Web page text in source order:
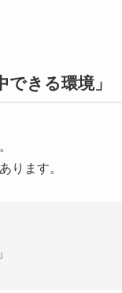
きる環境」
ります。